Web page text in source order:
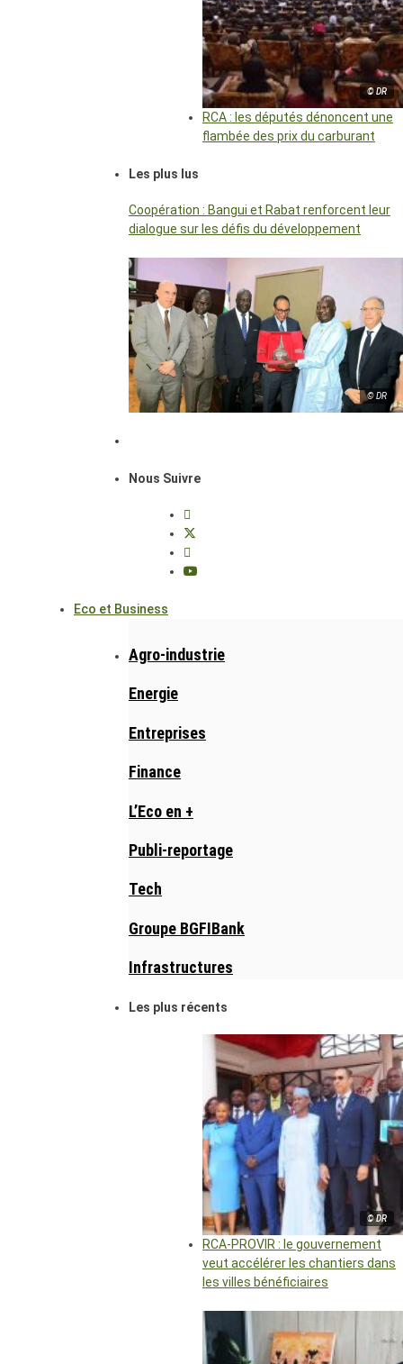
© DR
RCA : les députés dénoncent une
flambée des prix du carburant
Les plus lus
Coopération : Bangui et Rabat renforcent leur
dialogue sur les défis du développement
© DR
Nous Suivre
Eco et Business
Agro-industrie
Energie
Entreprises
Finance
L’Eco en +
Publi-reportage
Tech
Groupe BGFIBank
Infrastructures
Les plus récents
© DR
RCA-PROVIR : le gouvernement
veut accélérer les chantiers dans
les villes bénéficiaires